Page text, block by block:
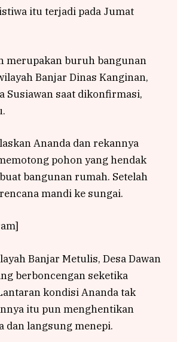
itu terjadi pada Jumat
merupakan buruh bangunan
Banjar Dinas Kanginan,
Susiawan saat dikonfirmasi,
Ananda dan rekannya
pohon yang hendak
bangunan rumah. Setelah
mandi ke sungai.
Banjar Metulis, Desa Dawan
berboncengan seketika
kondisi Ananda tak
itu pun menghentikan
dan langsung menepi.